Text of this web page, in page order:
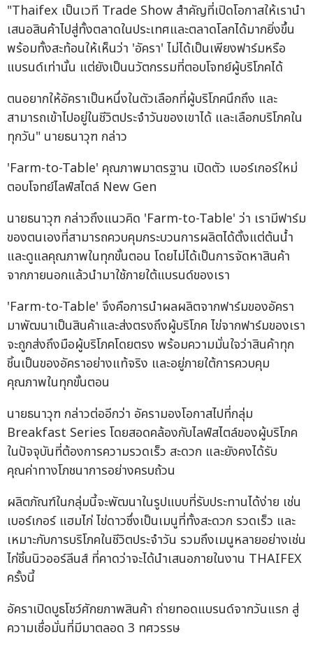
"Thaifex เป็นเวที Trade Show สำคัญที่เปิดโอกาสให้เรานำ
เสนอสินค้าไปสู่ทั้งตลาดในประเทศและตลาดโลกได้มากยิ่งขึ้น
พร้อมทั้งสะท้อนให้เห็นว่า 'อัครา' ไม่ได้เป็นเพียงฟาร์มหรือ
แบรนด์เท่านั้น แต่ยังเป็นนวัตกรรมที่ตอบโจทย์ผู้บริโภคได้
ตนอยากให้อัคราเป็นหนึ่งในตัวเลือกที่ผู้บริโภคนึกถึง และ
สามารถเข้าไปอยู่ในชีวิตประจำวันของเขาได้ และเลือกบริโภคใน
ทุกวัน" นายธนาวุฑ กล่าว
'Farm-to-Table' คุณภาพมาตรฐาน เปิดตัว เบอร์เกอร์ใหม่
ตอบโจทย์ไลฟ์สไตล์ New Gen
นายธนาวุฑ กล่าวถึงแนวคิด 'Farm-to-Table' ว่า เรามีฟาร์ม
ของตนเองที่สามารถควบคุมกระบวนการผลิตได้ตั้งแต่ต้นน้ำ
และดูแลคุณภาพในทุกขั้นตอน โดยไม่ได้เป็นการจัดหาสินค้า
จากภายนอกแล้วนำมาใช้ภายใต้แบรนด์ของเรา
'Farm-to-Table' จึงคือการนำผลผลิตจากฟาร์มของอัครา
มาพัฒนาเป็นสินค้าและส่งตรงถึงผู้บริโภค ไข่จากฟาร์มของเรา
จะถูกส่งถึงมือผู้บริโภคโดยตรง พร้อมความมั่นใจว่าสินค้าทุก
ชิ้นเป็นของอัคราอย่างแท้จริง และอยู่ภายใต้การควบคุม
คุณภาพในทุกขั้นตอน
นายธนาวุฑ กล่าวต่ออีกว่า อัครามองโอกาสไปที่กลุ่ม
Breakfast Series โดยสอดคล้องกับไลฟ์สไตล์ของผู้บริโภค
ในปัจจุบันที่ต้องการความรวดเร็ว สะดวก และยังคงได้รับ
คุณค่าทางโภชนาการอย่างครบถ้วน
ผลิตภัณฑ์ในกลุ่มนี้จะพัฒนาในรูปแบบที่รับประทานได้ง่าย เช่น
เบอร์เกอร์ แฮมไก่ ไข่ดาวซึ่งเป็นเมนูที่ทั้งสะดวก รวดเร็ว และ
เหมาะกับการบริโภคในชีวิตประจำวัน รวมถึงเมนูหลายอย่างเช่น
ไก่ชิ้นนิวออร์ลีนส์ ที่คาดว่าจะได้นำเสนอภายในงาน THAIFEX
ครั้งนี้
อัคราเปิดบูธโชว์ศักยภาพสินค้า ถ่ายทอดแบรนด์จากวันแรก สู่
ความเชื่อมั่นที่มีมาตลอด 3 ทศวรรษ